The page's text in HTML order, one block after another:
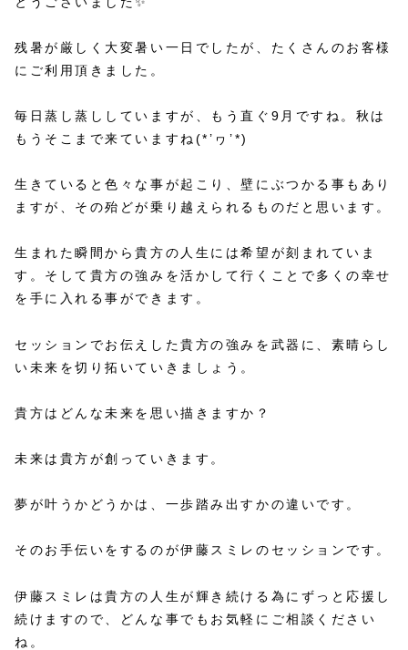
残暑が厳しく大変暑い一日でしたが、たくさんのお客様
にご利用頂きました。
毎日蒸し蒸ししていますが、もう直ぐ9月ですね。秋は
もうそこまで来ていますね(*’ヮ’*)
生きていると色々な事が起こり、壁にぶつかる事もあり
ますが、その殆どが乗り越えられるものだと思います。
生まれた瞬間から貴方の人生には希望が刻まれていま
す。そして貴方の強みを活かして行くことで多くの幸せ
を手に入れる事ができます。
セッションでお伝えした貴方の強みを武器に、素晴らし
い未来を切り拓いていきましょう。
貴方はどんな未来を思い描きますか？
未来は貴方が創っていきます。
夢が叶うかどうかは、一歩踏み出すかの違いです。
そのお手伝いをするのが伊藤スミレのセッションです。
伊藤スミレは貴方の人生が輝き続ける為にずっと応援し
続けますので、どんな事でもお気軽にご相談ください
ね。